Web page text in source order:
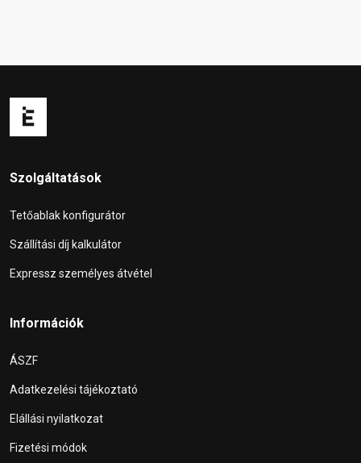
Szolgáltatások
Tetőablak konfigurátor
Szállítási díj kalkulátor
Expressz személyes átvétel
Információk
ÁSZF
Adatkezelési tájékoztató
Elállási nyilatkozat
Fizetési módok